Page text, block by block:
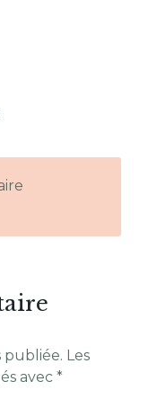
publiée. Les
avec *